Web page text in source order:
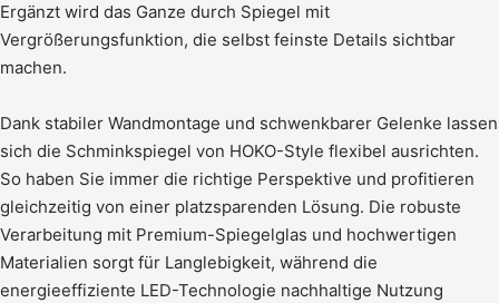
Ergänzt wird das Ganze durch Spiegel mit
Vergrößerungsfunktion, die selbst feinste Details sichtbar
machen.
Dank stabiler Wandmontage und schwenkbarer Gelenke lassen
sich die Schminkspiegel von HOKO-Style flexibel ausrichten.
So haben Sie immer die richtige Perspektive und profitieren
gleichzeitig von einer platzsparenden Lösung. Die robuste
Verarbeitung mit Premium-Spiegelglas und hochwertigen
Materialien sorgt für Langlebigkeit, während die
energieeffiziente LED-Technologie nachhaltige Nutzung